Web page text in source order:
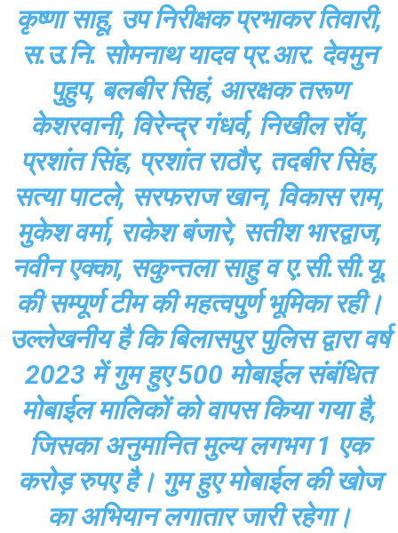
कृष्णा साहू, उप निरीक्षक प्रभाकर तिवारी,
स.उ.नि. सोमनाथ यादव प्र.आर. देवमुन
पुहुप, बलबीर सिहं, आरक्षक तरूण
केशरवानी, विरेन्द्र गंधर्व, निखील राॅव,
प्रशांत सिंह, प्रशांत राठौर, तदबीर सिंह,
सत्या पाटले, सरफराज खान, विकास राम,
मुकेश वर्मा, राकेश बंजारे, सतीश भारद्वाज,
नवीन एक्का, सकुन्तला साहु व ए.सी.सी.यू.
की सम्पूर्ण टीम की महत्वपुर्ण भूमिका रही।
उल्लेखनीय है कि बिलासपुर पुलिस द्वारा वर्ष
2023 में गुम हुए 500 मोबाईल संबंधित
मोबाईल मालिकों को वापस किया गया है,
जिसका अनुमानित मुल्य लगभग 1 एक
करोड़ रुपए है। गुम हुए मोबाईल की खोज
का अभियान लगातार जारी रहेगा।